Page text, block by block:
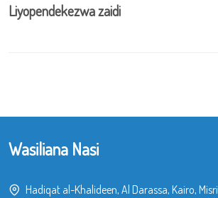
Liyopendekezwa zaidi
Wasiliana Nasi
Hadiqat al-Khalideen, Al Darassa, Kairo, Misri.